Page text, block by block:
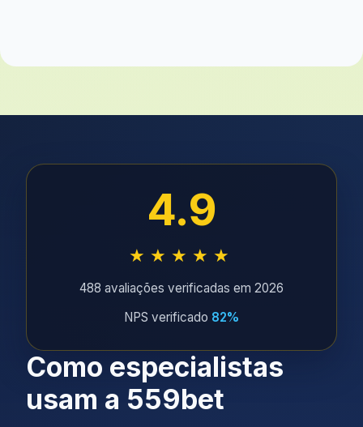
4.9
★★★★★
488 avaliações verificadas em 2026
NPS verificado 82%
Como especialistas
usam a 559bet